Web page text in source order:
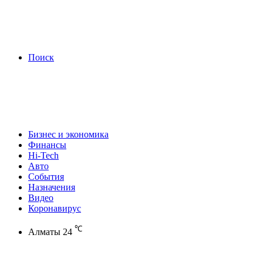
Поиск
Бизнес и экономика
Финансы
Hi-Tech
Авто
События
Назначения
Видео
Коронавирус
Алматы 24 ℃